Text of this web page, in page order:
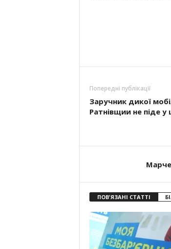
Попередні публікації
Заручник дикої
Ратнівщии не піде
ПОВ'ЯЗАНІ СТАТТІ